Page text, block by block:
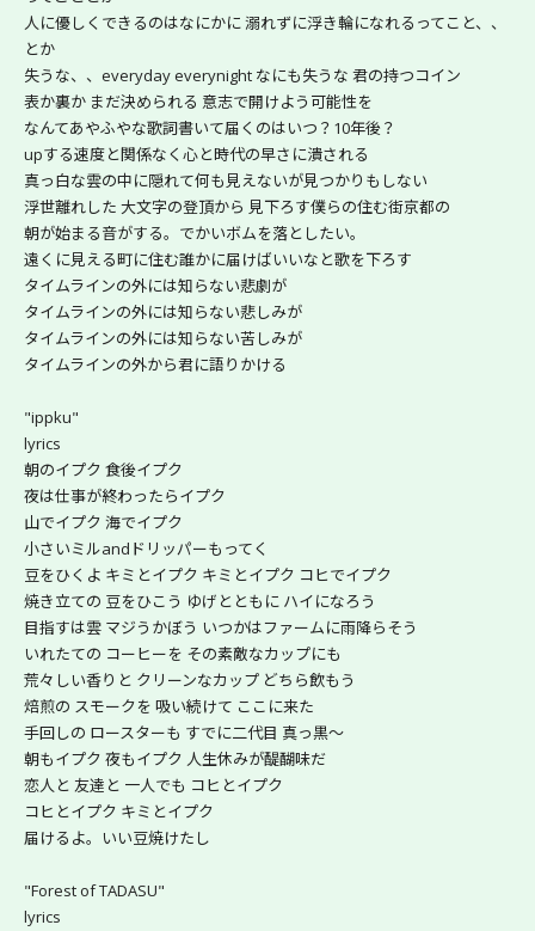
人に優しくできるのはなにかに 溺れずに浮き輪になれるってこと、、
とか
失うな、、everyday everynight なにも失うな 君の持つコイン
表か裏か まだ決められる 意志で開けよう可能性を
なんてあやふやな歌詞書いて届くのはいつ？10年後？
upする速度と関係なく心と時代の早さに潰される
真っ白な雲の中に隠れて何も見えないが見つかりもしない
浮世離れした 大文字の登頂から 見下ろす僕らの住む街京都の
朝が始まる音がする。でかいボムを落としたい。
遠くに見える町に住む誰かに届けばいいなと歌を下ろす
タイムラインの外には知らない悲劇が
タイムラインの外には知らない悲しみが
タイムラインの外には知らない苦しみが
タイムラインの外から君に語りかける
"ippku"
lyrics
朝のイプク 食後イプク
夜は仕事が終わったらイプク
山でイプク 海でイプク
小さいミルandドリッパーもってく
豆をひくよ キミとイプク キミとイプク コヒでイプク
焼き立ての 豆をひこう ゆげとともに ハイになろう
目指すは雲 マジうかぼう いつかはファームに雨降らそう
いれたての コーヒーを その素敵なカップにも
荒々しい香りと クリーンなカップ どちら飲もう
焙煎の スモークを 吸い続けて ここに来た
手回しの ロースターも すでに二代目 真っ黒〜
朝もイプク 夜もイプク 人生休みが醍醐味だ
恋人と 友達と 一人でも コヒとイプク
コヒとイプク キミとイプク
届けるよ。いい豆焼けたし
"Forest of TADASU"
lyrics